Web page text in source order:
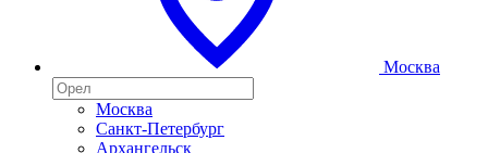
Москва
Москва
Санкт-Петербург
Архангельск